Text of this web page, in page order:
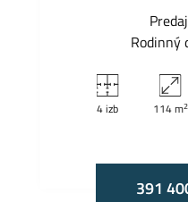
Predaj
Rodinný
4 izb 114 m2
391